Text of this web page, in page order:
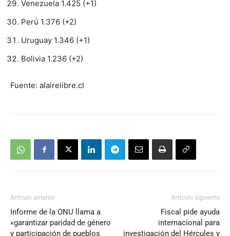
Venezuela 1.425 (+1)
Perú 1.376 (+2)
Uruguay 1.346 (+1)
Bolivia 1.236 (+2)
Fuente: alairelibre.cl
Artículo anterior
Informe de la ONU llama a
«garantizar paridad de género
y participación de pueblos
Artículo siguiente
Fiscal pide ayuda
internacional para
investigación del Hércules y